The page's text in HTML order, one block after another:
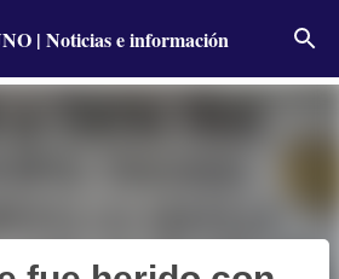
contenido principal
| Noticias e información